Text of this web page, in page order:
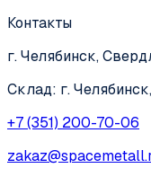
Контакты
г. Челябинск,
Склад: г.
+7 (351) 200-70-06